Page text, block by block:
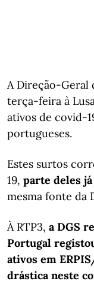
A Direção-Geral
terça-feira à
ativos de covid-
portugueses.
Estes surtos
19, parte deles
mesma fonte da
À RTP3, a DGS
Portugal
ativos em
drástica neste